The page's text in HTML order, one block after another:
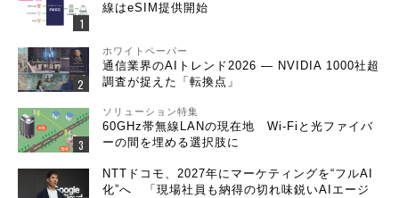
線はeSIM提供開始
ホワイトペーパー
通信業界のAIトレンド2026 ― NVIDIA 1000社超
調査が捉えた「転換点」
ソリューション特集
60GHz帯無線LANの現在地 Wi-Fiと光ファイバ
ーの間を埋める選択肢に
NTTドコモ、2027年にマーケティングを“フルAI
化”へ 「現場社員も納得の切れ味鋭いAIエージ